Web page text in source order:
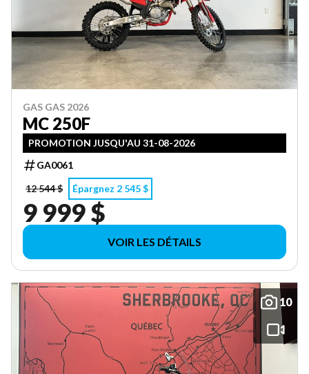
GAS GAS 2026
MC 250F
PROMOTION JUSQU'AU 31-08-2026
GA0061
12 544 $
Épargnez 2 545 $
9 999 $
VOIR LES DÉTAILS
10